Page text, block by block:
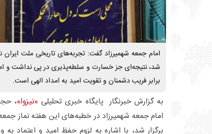
امام جمعه شهمیرزاد گفت: تجربه‌های تاریخی ملت ایران
شد، نتیجه‌ای جز خسارت و سلطه‌پذیری در پی نداشت و
برابر فریب دشمنان و تقویت امید به امداد الهی است.
به گزارش خبرنگار پایگاه خبری تحلیلی «نیزوا»،
امام جمعه شهمیرزاد در خطبه‌های این هفته نماز
برگزار شد، با اشاره به لزوم حفظ امید و اعتماد